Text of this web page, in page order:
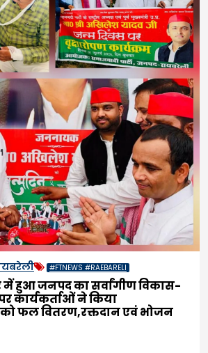
#FTNEWS #RAEBARELI
हुआ जनपद का सर्वांगीण विकास-
कार्यकर्ताओं ने किया
को फल वितरण,रक्तदान एवं भोजन